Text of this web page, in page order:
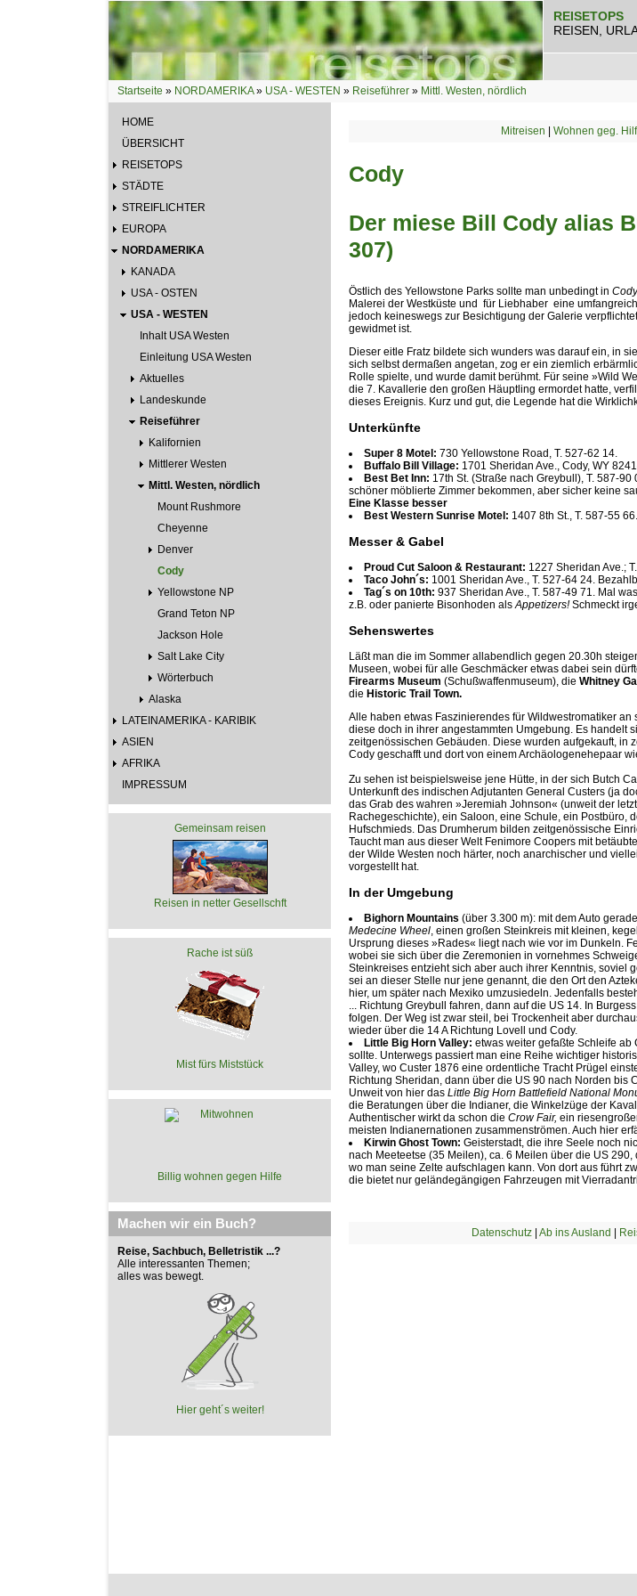
REISETOPS
REISEN,
Sie sind hier
Startseite » NORDAMERIKA» USA - WESTEN » Reiseführer » Mittl. Westen, nördlich
HOME
ÜBERSICHT
REISETOPS
STÄDTE
STREIFLICHTER
EUROPA
NORDAMERIKA
KANADA
USA - OSTEN
USA - WESTEN
Inhalt USA Westen
Einleitung USA Westen
Aktuelles
Landeskunde
Reiseführer
Kalifornien
Mittlerer Westen
Mittl. Westen, nördlich
Mount Rushmore
Cheyenne
Denver
Cody
Yellowstone NP
Grand Teton NP
Jackson Hole
Salt Lake City
Wörterbuch
Alaska
LATEINAMERIKA - KARIBIK
ASIEN
AFRIKA
IMPRESSUM
Gemeinsam reisen
Reisen in netter Gesellschft
Rache ist süß
Mist fürs Miststück
Billig wohnen gegen Hilfe
Machen wir ein Buch?
Reise, Sachbuch, Belletristik ...?
Alle interessanten Themen;
alles was bewegt.
Hier geht´s weiter!
Mitreisen Wohnen geg.
Cody
Der miese Bill Cody alias
307)
Östlich des Yellowstone Parks sollte man unbedingt in Cody
Malerei der Westküste und  für Liebhaber  eine
jedoch keineswegs zur Besichtigung der Galerie
gewidmet ist.
Dieser eitle Fratz bildete sich wunders was darauf ein, in
sich selbst dermaßen angetan, zog er ein ziemlich
Rolle spielte, und wurde damit berühmt. Für seine »Wild
die 7. Kavallerie den großen Häuptling ermordet hatte,
dieses Ereignis. Kurz und gut, die Legende hat die
Unterkünfte
Super 8 Motel: 730 Yellowstone Road, T. 527-62 14.
Buffalo Bill Village: 1701 Sheridan Ave., Cody, WY
Best Bet Inn: 17th St. (Straße nach Greybull), T. 587-
schöner möblierte Zimmer bekommen, aber sicher keine
Eine Klasse besser
Best Western Sunrise Motel: 1407 8th St., T. 587-55
Messer & Gabel
Proud Cut Saloon & Restaurant: 1227 Sheridan Ave.;
Taco John´s: 1001 Sheridan Ave., T. 527-64 24.
Tag´s on 10th: 937 Sheridan Ave., T. 587-49 71. Mal
z.B. oder panierte Bisonhoden alsAppetizers!Schmeckt
Sehenswertes
Läßt man die im Sommer allabendlich gegen 20.30h
Museen, wobei für alle Geschmäcker etwas dabei sein
Firearms Museum (Schußwaffenmuseum), die Whitney
die Historic Trail Town.
Alle haben etwas Faszinierendes für Wildwestromatiker an
diese doch in ihrer angestammten Umgebung. Es handelt
zeitgenössischen Gebäuden. Diese wurden aufgekauft, in
Cody geschafft und dort von einem Archäologenehepaar
Zu sehen ist beispielsweise jene Hütte, in der sich Butch
Unterkunft des indischen Adjutanten General Custers (ja
das Grab des wahren »Jeremiah Johnson« (unweit der
Rachegeschichte), ein Saloon, eine Schule, ein Postbüro,
Hufschmieds. Das Drumherum bilden zeitgenössische
Taucht man aus dieser Welt Fenimore Coopers mit
der Wilde Westen noch härter, noch anarchischer und
vorgestellt hat.
In der Umgebung
Bighorn Mountains (über 3.300 m): mit dem Auto
Medecine Wheel, einen großen Steinkreis mit kleinen,
Ursprung dieses »Rades« liegt nach wie vor im Dunkeln.
wobei sie sich über die Zeremonien in vornehmes
Steinkreises entzieht sich aber auch ihrer Kenntnis, soviel
sei an dieser Stelle nur jene genannt, die den Ort den
hier, um später nach Mexiko umzusiedeln. Jedenfalls
... Richtung Greybull fahren, dann auf die US 14. In
folgen. Der Weg ist zwar steil, bei Trockenheit aber
wieder über die 14 A Richtung Lovell und Cody.
Little Big Horn Valley: etwas weiter gefaßte Schleife
sollte. Unterwegs passiert man eine Reihe wichtiger
Valley, wo Custer 1876 eine ordentliche Tracht Prügel
Richtung Sheridan, dann über die US 90 nach Norden bis
Unweit von hier das Little Big Horn Battlefield National
die Beratungen über die Indianer, die Winkelzüge der
Authentischer wirkt da schon die Crow Fair, ein
meisten Indianernationen zusammenströmen. Auch hier
Kirwin Ghost Town: Geisterstadt, die ihre Seele noch
nach Meeteetse (35 Meilen), ca. 6 Meilen über die US
wo man seine Zelte aufschlagen kann. Von dort aus führt
die bietet nur geländegängigen Fahrzeugen mit
Datenschutz| Ab ins Ausland